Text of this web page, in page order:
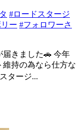
#ロードスタージ
ー #フォロワーさ
きました🚗 今年
持の為なら仕方な
タージ...